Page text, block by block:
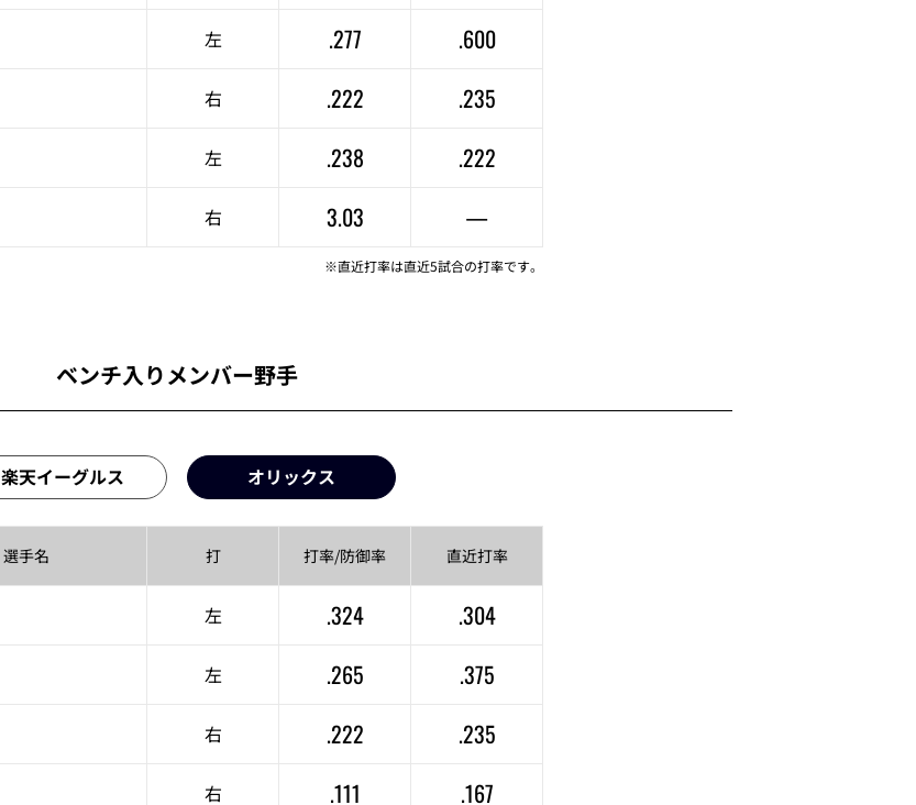
左 .277
.600
右 .222
.235
左 .238
.222
右 3.03 —
※直近打率は直近5試合の打率です。
ベンチ入りメンバー野手
楽天イーグルス オリックス
選手名 打 打率/防御率 直近打率
左 .324 .304
左 .265 .375
右 .222 .235
右 .111 .167